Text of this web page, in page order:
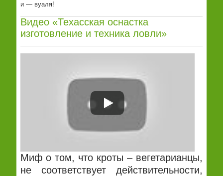
и — вуаля!
Видео «Техасская оснастка
изготовление и техника ловли»
Миф о том, что кроты – вегетарианцы,
не соответствует действительности,